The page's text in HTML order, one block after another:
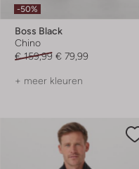
-50%
Boss Black
Chino
€ 159,99 € 79,99
+ meer kleuren